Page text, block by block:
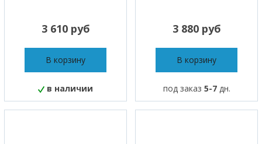
3 610 руб
В корзину
в наличии
3 880 руб
В корзину
под заказ 5-7дн.